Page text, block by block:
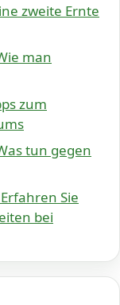
zweite Ernte
man
zum
tun gegen
Sie
bei